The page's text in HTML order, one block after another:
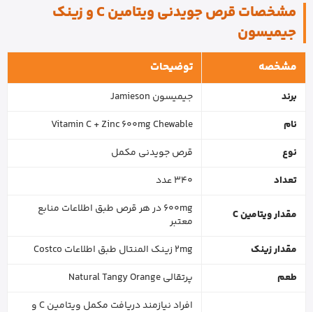
مشخصات قرص جویدنی ویتامین C و زینک
جیمیسون
مشخصه توضیحات
برند
جیمیسون Jamieson
نام
Vitamin C + Zinc 600mg Chewable
نوع
قرص جویدنی مکمل
تعداد
340 عدد
مقدار ویتامین C
600mg در هر قرص طبق اطلاعات منابع
معتبر
مقدار زینک
2mg زینک المنتال طبق اطلاعات Costco
طعم
پرتقالی Natural Tangy Orange
افراد نیازمند دریافت مکمل ویتامین C و